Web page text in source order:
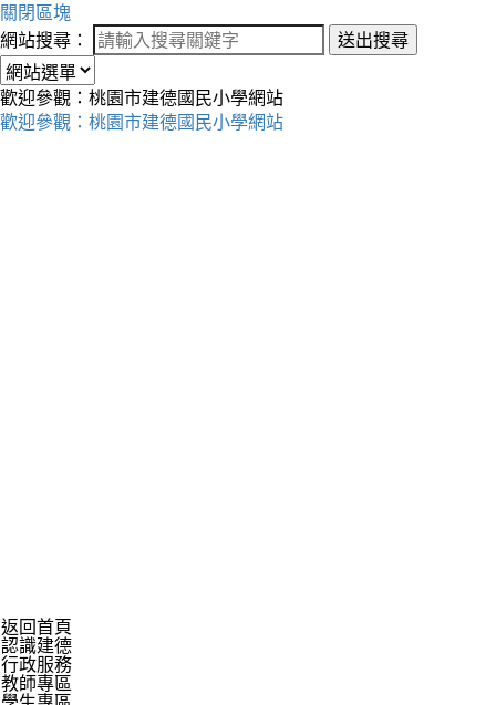
關閉區塊
網站搜尋：
送出搜尋
歡迎參觀：桃園市建德國民小學網站
歡迎參觀：桃園市建德國民小學網站
返回首頁
認識建德
行政服務
教師專區